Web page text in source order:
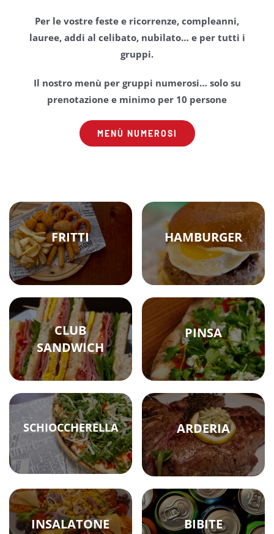
#pintafonica
Per le vostre feste e ricorrenze, compleanni,
lauree, addi al celibato, nubilato… e per tutti i
gruppi.
Il nostro menù per gruppi numerosi… solo su
prenotazione e minimo per 10 persone
MENÙ NUMEROSI
FRITTI HAMBURGER
CLUB
SANDWICH
PINSA
SCHIOCCHERELLA ARDERIA
INSALATONE BIBITE